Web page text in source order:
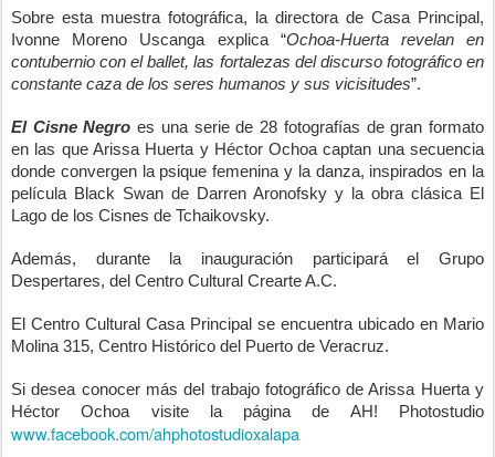
Sobre esta muestra fotográfica, la directora de Casa Principal,
Ivonne Moreno Uscanga explica “Ochoa-Huerta revelan en
contubernio con el ballet, las fortalezas del discurso fotográfico en
constante caza de los seres humanos y sus vicisitudes”.
El Cisne Negro es una serie de 28 fotografías de gran formato
en las que Arissa Huerta y Héctor Ochoa captan una secuencia
donde convergen la psique femenina y la danza, inspirados en la
película Black Swan de Darren Aronofsky y la obra clásica El
Lago de los Cisnes de Tchaikovsky.
Además, durante la inauguración participará el Grupo
Despertares, del Centro Cultural Crearte A.C.
El Centro Cultural Casa Principal se encuentra ubicado en Mario
Molina 315, Centro Histórico del Puerto de Veracruz.
Si desea conocer más del trabajo fotográfico de Arissa Huerta y
Héctor Ochoa visite la página de AH! Photostudio
www.facebook.com/ahphotostudioxalapa